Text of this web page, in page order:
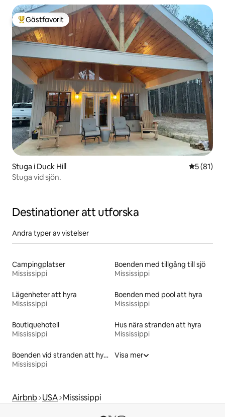
Populär gästfavorit
Gästfavorit
Stuga i Duck Hill 5 av 5 i
5 (81)
Stuga vid sjön.
Destinationer att utforska
Andra typer av vistelser
Campingplatser
Mississippi
Boenden med tillgång till sjö
Mississippi
Lägenheter att hyra
Mississippi
Boenden med pool att hyra
Mississippi
Boutiquehotell
Mississippi
Hus nära stranden att hyra
Mississippi
Boenden vid stranden att hyra
Mississippi
Visa mer
Airbnb USA Mississippi